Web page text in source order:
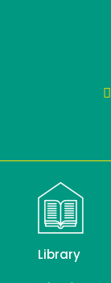
Library